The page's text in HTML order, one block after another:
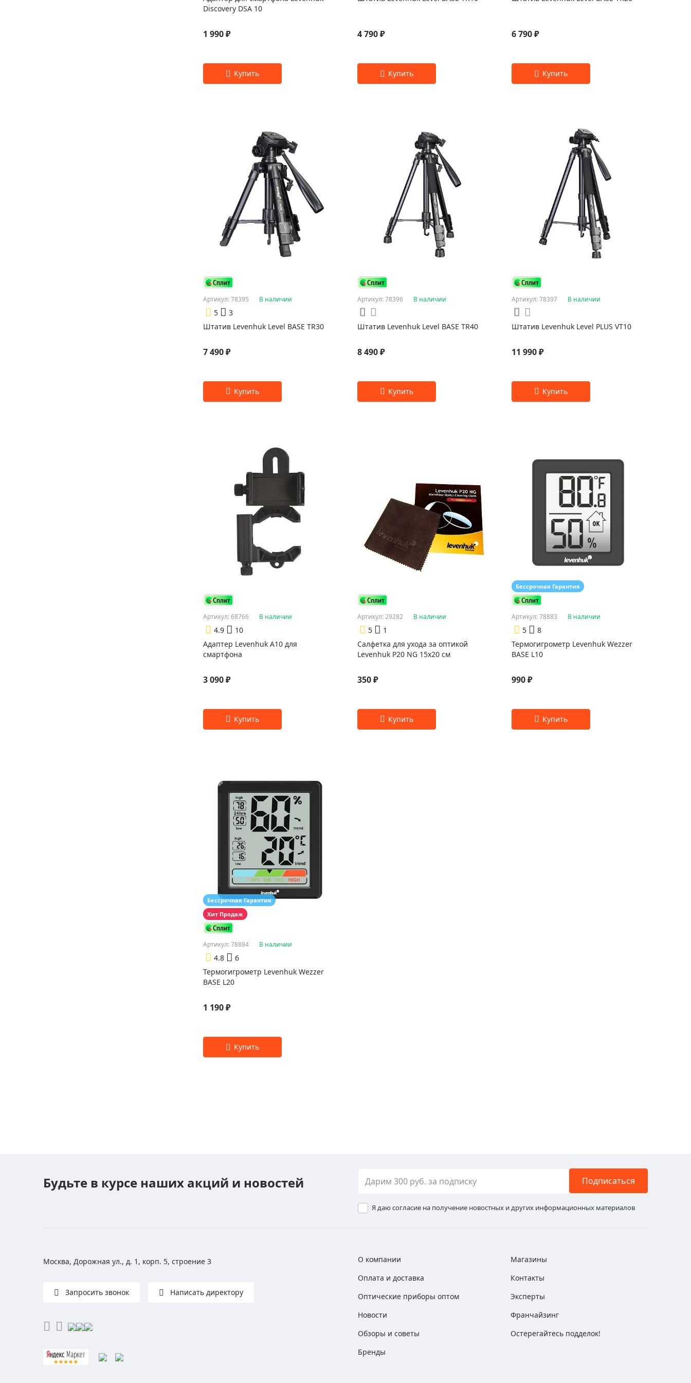
Discovery DSA 10
1 990 ₽ 4 790 ₽ 6 790 ₽
Артикул: 78395 В наличии
5
3
Штатив Levenhuk Level BASE TR30
7 490 ₽
Артикул: 78396 В наличии
Штатив Levenhuk Level BASE TR40
8 490 ₽
Артикул: 78397 В наличии
Штатив Levenhuk Level PLUS VT10
11 990 ₽
Артикул: 68766 В наличии
4.9
10
Адаптер Levenhuk A10 для
смартфона
3 090 ₽
Артикул: 29282 В наличии
5
1
Салфетка для ухода за оптикой
Levenhuk P20 NG 15x20 см
350 ₽
Бессрочная Гарантия
Артикул: 78883 В наличии
5
8
Термогигрометр Levenhuk Wezzer
BASE L10
990 ₽
Бессрочная Гарантия
Хит Продаж
Артикул: 78884 В наличии
4.8
6
Термогигрометр Levenhuk Wezzer
BASE L20
1 190 ₽
Будьте в курсе наших акций и новостей Подписаться
Я даю согласие на получение новостных и других информационных материалов
Москва, Дорожная ул., д. 1, корп. 5, строение 3
Запросить звонок Написать директору
О компании
Оплата и доставка
Оптические приборы оптом
Новости
Обзоры и советы
Бренды
Магазины
Контакты
Эксперты
Франчайзинг
Остерегайтесь подделок!